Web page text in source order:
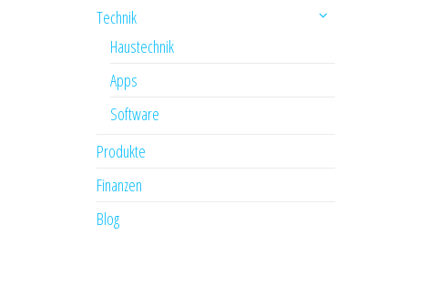
Technik
Haustechnik
Apps
Software
Produkte
Finanzen
Blog